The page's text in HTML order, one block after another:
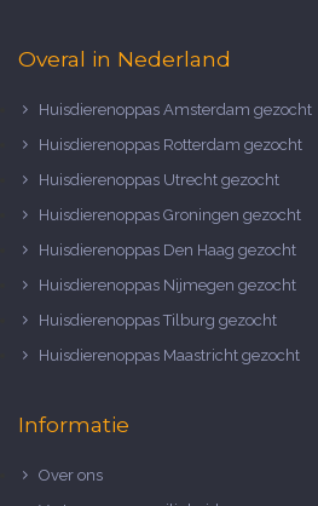
Overal in Nederland
Huisdierenoppas Amsterdam gezocht
Huisdierenoppas Rotterdam gezocht
Huisdierenoppas Utrecht gezocht
Huisdierenoppas Groningen gezocht
Huisdierenoppas Den Haag gezocht
Huisdierenoppas Nijmegen gezocht
Huisdierenoppas Tilburg gezocht
Huisdierenoppas Maastricht gezocht
Informatie
Over ons